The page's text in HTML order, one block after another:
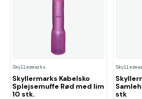
Skyllermarks
Skyllermarks Kabelsko
Splejsemuffe Rød med lim
10 stk.
stk